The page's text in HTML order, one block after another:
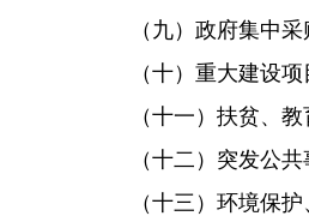
（九）政府集中
（十）重大建设
（十一）扶贫、
（十二）突发公
（十三）环境保